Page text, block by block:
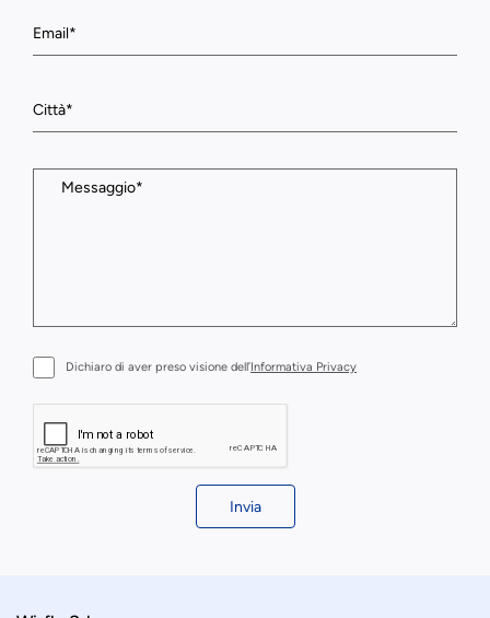
Dichiaro di aver preso visione dell’Informativa Privacy
Invia